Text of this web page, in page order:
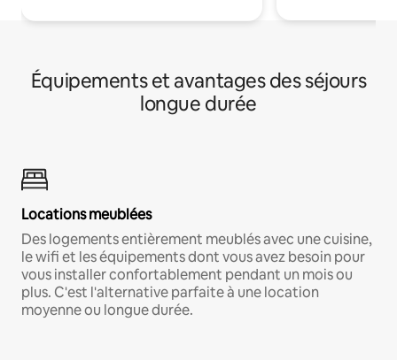
Équipements et avantages des séjours
longue durée
Locations meublées
Des logements entièrement meublés avec une cuisine,
le wifi et les équipements dont vous avez besoin pour
vous installer confortablement pendant un mois ou
plus. C'est l'alternative parfaite à une location
moyenne ou longue durée.